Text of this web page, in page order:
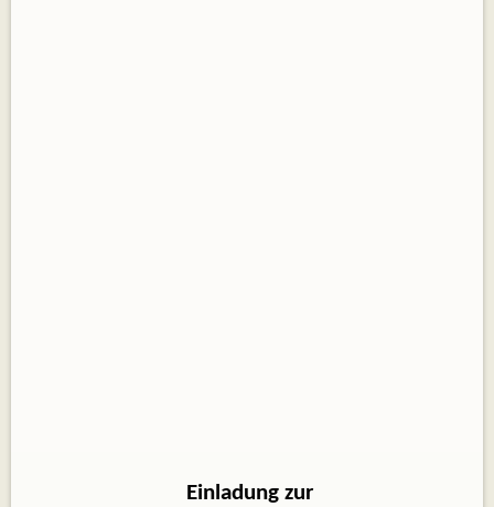
Einladung zur